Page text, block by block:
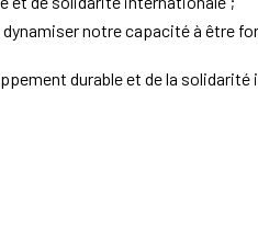
notre capacité à être
durable et de la